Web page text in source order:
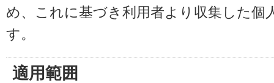
め、これに基づき利用者より収集した個
す。
適用範囲